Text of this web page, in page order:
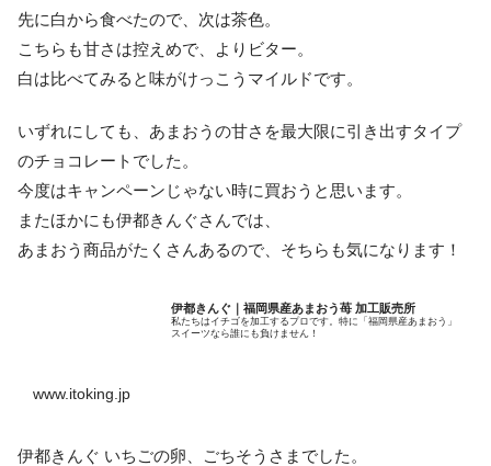
先に白から食べたので、次は茶色。
こちらも甘さは控えめで、よりビター。
白は比べてみると味がけっこうマイルドです。
いずれにしても、あまおうの甘さを最大限に引き出すタイプ
のチョコレートでした。
今度はキャンペーンじゃない時に買おうと思います。
またほかにも伊都きんぐさんでは、
あまおう商品がたくさんあるので、そちらも気になります！
伊都きんぐ｜福岡県産あまおう苺 加工販売所
私たちはイチゴを加工するプロです。特に「福岡県産あまおう」
スイーツなら誰にも負けません！
www.itoking.jp
伊都きんぐ いちごの卵、ごちそうさまでした。